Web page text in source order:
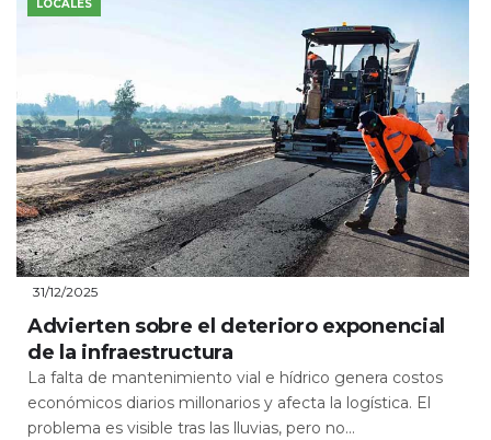
LOCALES
31/12/2025
Advierten sobre el deterioro exponencial
de la infraestructura
La falta de mantenimiento vial e hídrico genera costos
económicos diarios millonarios y afecta la logística. El
problema es visible tras las lluvias, pero no...